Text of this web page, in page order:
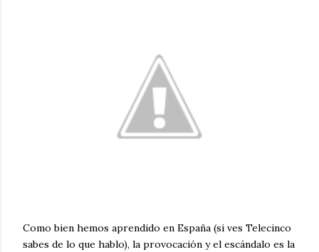
Como bien hemos aprendido en España (si ves Telecinco
sabes de lo que hablo), la provocación y el escándalo es la